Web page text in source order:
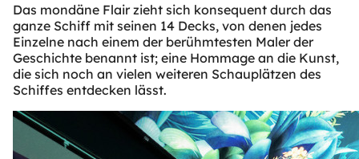
Das mondäne Flair zieht sich konsequent durch das
ganze Schiff mit seinen 14 Decks, von denen jedes
Einzelne nach einem der berühmtesten Maler der
Geschichte benannt ist; eine Hommage an die Kunst,
die sich noch an vielen weiteren Schauplätzen des
Schiffes entdecken lässt.